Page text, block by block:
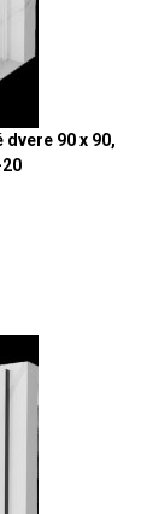
dvere 90 x 90,